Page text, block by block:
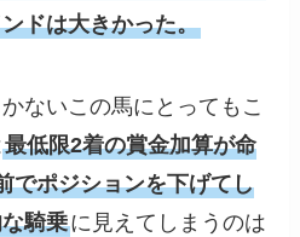
ドは大きかった。
ないこの馬にとってもこ
最低限2着の賞金加算が命
でポジションを下げてし
騎乗に見えてしまうのは